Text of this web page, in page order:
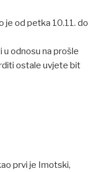
je od petka 10.11. do
odnosu na prošle
ostale uvjete bit
prvi je Imotski,